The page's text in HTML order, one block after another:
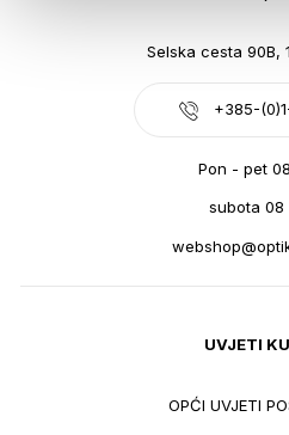
Selska cesta 90B,
+385-
Pon - pet
subota 08
UVJETI
OPĆI UVJETI